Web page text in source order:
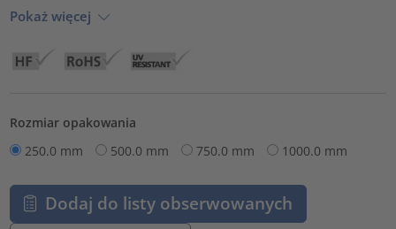
Pokaż więcej
Rozmiar opakowania
250.0 mm
500.0 mm 750.0 mm 1000.0 mm
Dodaj do listy obserwowanych